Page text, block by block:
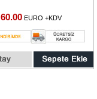
60.00 EURO +KDV